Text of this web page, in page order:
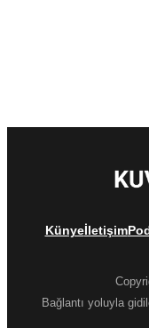
Künyeİletişim
Bağlantı yoluyla